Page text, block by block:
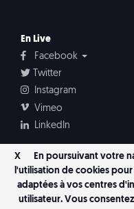
En Live
Facebook
Twitter
Instagram
Vimeo
LinkedIn
X
En poursuivant votre
l'utilisation de cookies
adaptées à vos centres
utilisateur. Vous